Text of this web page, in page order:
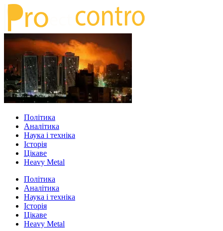
Політика
Аналітика
Наука і техніка
Історія
Цікаве
Heavy Metal
Політика
Аналітика
Наука і техніка
Історія
Цікаве
Heavy Metal